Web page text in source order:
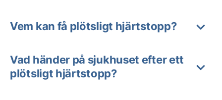
Vem kan få plötsligt hjärtstopp?
Vad händer på sjukhuset efter ett
plötsligt hjärtstopp?